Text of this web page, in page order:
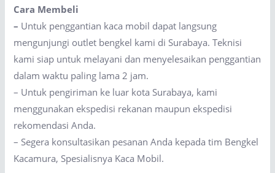
Cara Membeli
– Untuk penggantian kaca mobil dapat langsung
mengunjungi outlet bengkel kami di Surabaya. Teknisi
kami siap untuk melayani dan menyelesaikan penggantian
dalam waktu paling lama 2 jam.
– Untuk pengiriman ke luar kota Surabaya, kami
menggunakan ekspedisi rekanan maupun ekspedisi
rekomendasi Anda.
– Segera konsultasikan pesanan Anda kepada tim Bengkel
Kacamura, Spesialisnya Kaca Mobil.